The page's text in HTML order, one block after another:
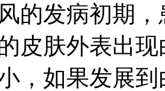
发病初期，
皮肤外表出
，如果发展